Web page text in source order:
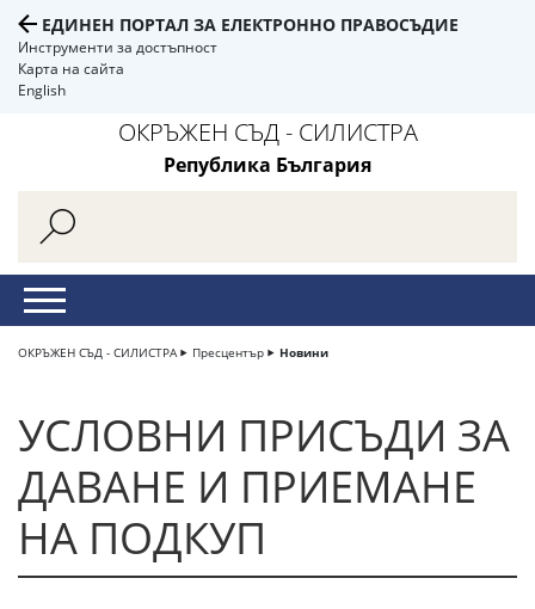
ЕДИНЕН ПОРТАЛ ЗА ЕЛЕКТРОННО ПРАВОСЪДИЕ
Инструменти за достъпност
Карта на сайта
English
ОКРЪЖЕН СЪД - СИЛИСТРА
Република България
ОКРЪЖЕН СЪД - СИЛИСТРА Пресцентър Новини
УСЛОВНИ ПРИСЪДИ ЗА
ДАВАНЕ И ПРИЕМАНЕ
НА ПОДКУП